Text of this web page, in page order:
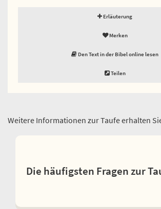
Erläuterung
Merken
Den Text in der Bibel online lesen
Teilen
Weitere Informationen zur Taufe erhalten
Die häufigsten Fragen zur